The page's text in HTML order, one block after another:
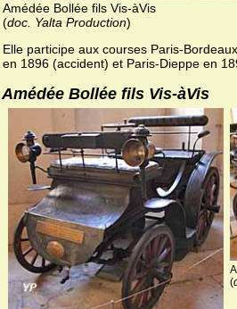
Amédée Bollée fils Vis-àVis
(doc. Yalta Production)
Elle participe aux courses Paris-
en 1896 (accident) et Paris-Dieppe en
Amédée Bollée fils Vis-àVis
(